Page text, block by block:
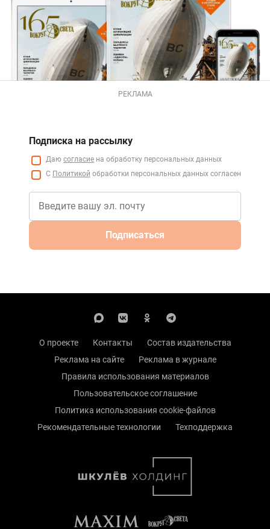
РЕКЛАМА
Подписка на рассылку
Даю согласие на обработку персональных данных
С Политикой обработки персональных данных согласен
Подписаться
О проекте Контакты
Состав издательства
Реклама на сайте
Реклама в журнале
Правила использования материалов
Пользовательское соглашение
Политика использования cookie-файлов
Рекомендательные технологии
Техподдержка